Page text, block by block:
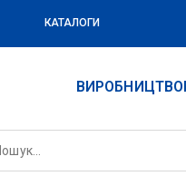
КАТАЛОГИ
ВИРОБНИЦТВО